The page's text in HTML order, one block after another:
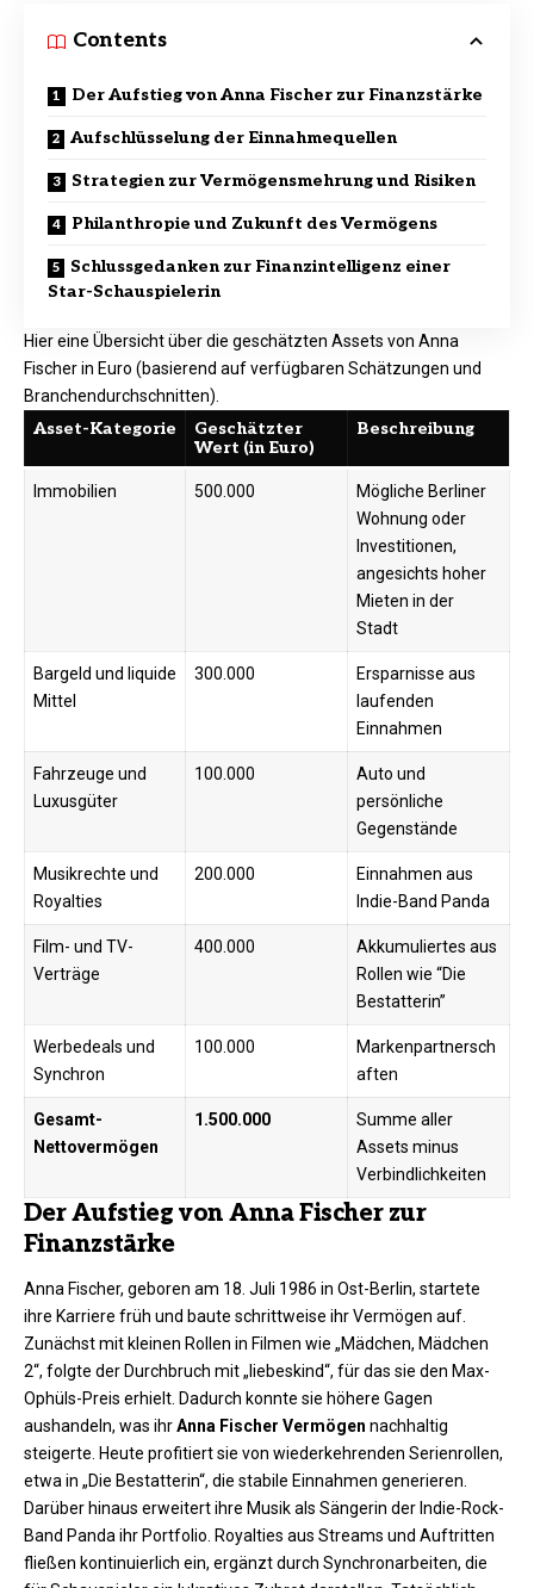
Contents
Der Aufstieg von Anna Fischer zur Finanzstärke
Aufschlüsselung der Einnahmequellen
Strategien zur Vermögensmehrung und Risiken
Philanthropie und Zukunft des Vermögens
Schlussgedanken zur Finanzintelligenz einer
Star-Schauspielerin
Hier eine Übersicht über die geschätzten Assets von Anna
Fischer in Euro (basierend auf verfügbaren Schätzungen und
Branchendurchschnitten).
Asset-Kategorie
Geschätzter
Wert (in Euro)
Beschreibung
Immobilien 500.000
Mögliche Berliner
Wohnung oder
Investitionen,
angesichts hoher
Mieten in der
Stadt ​
Bargeld und liquide
Mittel
300.000
Ersparnisse aus
laufenden
Einnahmen
Fahrzeuge und
Luxusgüter
100.000
Auto und
persönliche
Gegenstände
Musikrechte und
Royalties
200.000
Einnahmen aus
Indie-Band Panda
Film- und TV-
Verträge
400.000
Akkumuliertes aus
Rollen wie “Die
Bestatterin”
Werbedeals und
Synchron
100.000
Markenpartnersch
aften
Gesamt-
Nettovermögen
1.500.000
Summe aller
Assets minus
Verbindlichkeiten
Der Aufstieg von Anna Fischer zur
Finanzstärke
Anna Fischer, geboren am 18. Juli 1986 in Ost-Berlin, startete
ihre Karriere früh und baute schrittweise ihr Vermögen auf.
Zunächst mit kleinen Rollen in Filmen wie „Mädchen, Mädchen
2“, folgte der Durchbruch mit „liebeskind“, für das sie den Max-
Ophüls-Preis erhielt. Dadurch konnte sie höhere Gagen
aushandeln, was ihrAnna Fischer Vermögen nachhaltig
steigerte. Heute profitiert sie von wiederkehrenden Serienrollen,
etwa in „Die Bestatterin“, die stabile Einnahmen generieren.
Darüber hinaus erweitert ihre Musik als Sängerin der Indie-Rock-
Band Panda ihr Portfolio. Royalties aus Streams und Auftritten
fließen kontinuierlich ein, ergänzt durch Synchronarbeiten, die